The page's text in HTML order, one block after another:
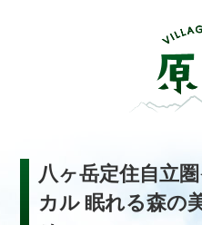
八ヶ岳定住自立
カル 眠れる森の